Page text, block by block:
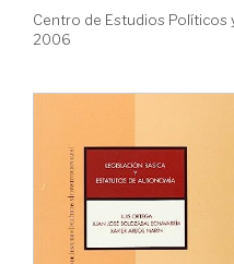
Centro de Estudios Políticos
2006